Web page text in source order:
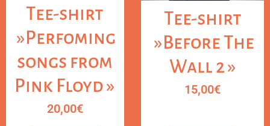
Tee-shirt
»Perfoming
songs from
Pink Floyd »
20,00€
Tee-shirt
»Before The
Wall 2 »
15,00€